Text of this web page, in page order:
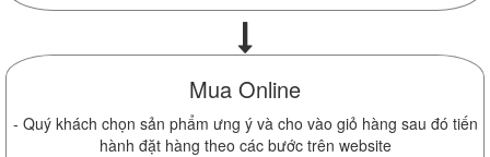
Mua Online
- Quý khách chọn sản phẩm ưng ý và cho vào giỏ hàng sau đó tiến
hành đặt hàng theo các bước trên website